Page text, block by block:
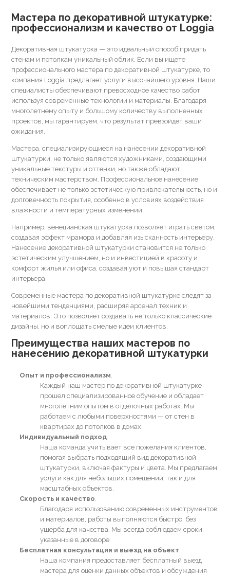
Мастера по декоративной штукатурке:
профессионализм и качество от Loggia
Декоративная штукатурка — это идеальный способ придать
стенам и потолкам уникальный облик. Если вы ищете
профессионального мастера по декоративной штукатурке, то
компания Loggia предлагает услуги высочайшего уровня. Наши
специалисты обеспечивают превосходное качество работ,
используя современные технологии и материалы. Благодаря
многолетнему опыту и большому количеству выполненных
проектов, мы гарантируем, что результат превзойдет ваши
ожидания.
Мастера, специализирующиеся на нанесении декоративной
штукатурки, не только являются художниками, создающими
уникальные текстуры и оттенки, но также обладают
техническим мастерством. Профессиональное нанесение
обеспечивает не только эстетическую привлекательность, но и
долговечность покрытия, особенно в условиях воздействия
влажности и температурных изменений.
Например, венецианская штукатурка позволяет играть светом,
создавая эффект мрамора и добавляя изысканность интерьеру.
Нанесение декоративной штукатурки становится не только
эстетическим улучшением, но и инвестицией в красоту и
комфорт жилья или офиса, создавая уют и повышая стандарт
интерьера.
Современные мастера по декоративной штукатурке следят за
новейшими тенденциями, расширяя арсенал техник и
материалов. Это позволяет создавать не только классические
дизайны, но и воплощать смелые идеи клиентов.
Преимущества наших мастеров по
нанесению декоративной штукатурки
Опыт и профессионализм
Каждый наш мастер по декоративной штукатурке
прошел специализированное обучение и обладает
многолетним опытом в отделочных работах. Мы
работаем с любыми поверхностями — от стен в
квартирах до потолков в домах.
Индивидуальный подход
Наша команда учитывает все пожелания клиентов,
помогая выбрать подходящий вид декоративной
штукатурки, включая фактуры и цвета. Мы предлагаем
услуги как для небольших помещений, так и для
масштабных объектов.
Скорость и качество
Благодаря использованию современных инструментов
и материалов, работы выполняются быстро, без
ущерба для качества. Мы всегда соблюдаем сроки,
указанные в договоре.
Бесплатная консультация и выезд на объект
Наша компания предоставляет бесплатный выезд
мастера для оценки данных объектов и обсуждения